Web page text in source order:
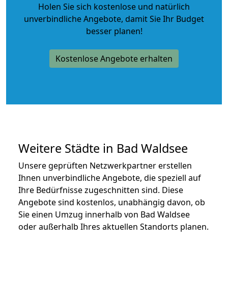
Holen Sie sich kostenlose und natürlich
unverbindliche Angebote, damit Sie Ihr Budget
besser planen!
Kostenlose Angebote erhalten
Weitere Städte in Bad Waldsee
Unsere geprüften Netzwerkpartner erstellen
Ihnen unverbindliche Angebote, die speziell auf
Ihre Bedürfnisse zugeschnitten sind. Diese
Angebote sind kostenlos, unabhängig davon, ob
Sie einen Umzug innerhalb von Bad Waldsee
oder außerhalb Ihres aktuellen Standorts planen.